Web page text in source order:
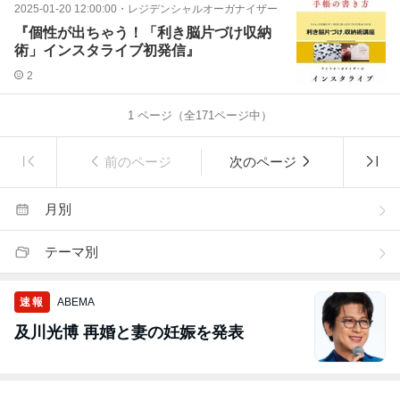
2025-01-20 12:00:00 ・ レジデンシャルオーガナイザー
『個性が出ちゃう！「利き脳片づけ収納
術」インスタライブ初発信』
2
1 ページ（全171ページ中）
前のページ 次のページ
月別
テーマ別
速報 ABEMA
及川光博 再婚と妻の妊娠を発表